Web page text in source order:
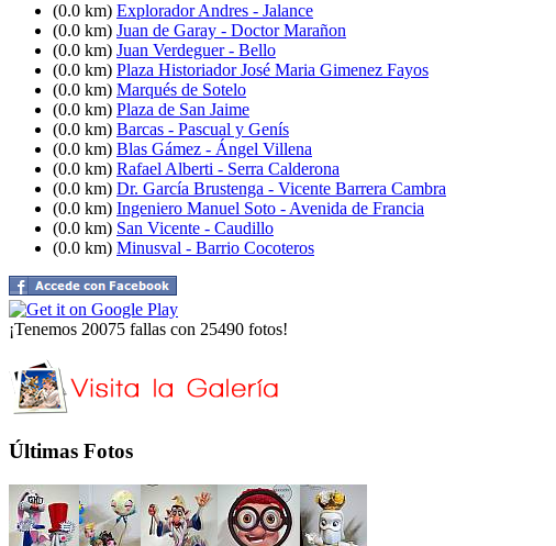
(0.0 km) Explorador Andres - Jalance
(0.0 km) Juan de Garay - Doctor Marañon
(0.0 km) Juan Verdeguer - Bello
(0.0 km) Plaza Historiador José Maria Gimenez Fayos
(0.0 km) Marqués de Sotelo
(0.0 km) Plaza de San Jaime
(0.0 km) Barcas - Pascual y Genís
(0.0 km) Blas Gámez - Ángel Villena
(0.0 km) Rafael Alberti - Serra Calderona
(0.0 km) Dr. García Brustenga - Vicente Barrera Cambra
(0.0 km) Ingeniero Manuel Soto - Avenida de Francia
(0.0 km) San Vicente - Caudillo
(0.0 km) Minusval - Barrio Cocoteros
¡Tenemos 20075 fallas con 25490 fotos!
Últimas Fotos